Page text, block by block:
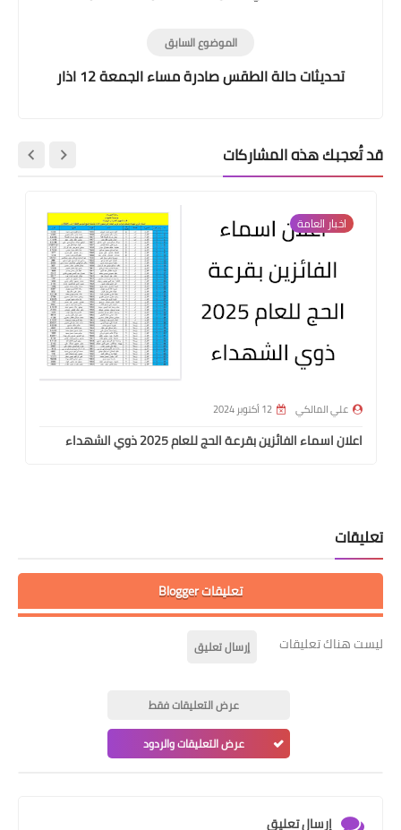
الموضوع السابق
تحديثات حالة الطقس صادرة مساء الجمعة 12 اذار
قد تُعجبك هذه المشاركات
اخبار العامة
علي المالكي 12 أكتوبر 2024
اعلان اسماء الفائزين بقرعة الحج للعام 2025 ذوي الشهداء
تعليقات
تعليقات Blogger
ليست هناك تعليقات إرسال تعليق
عرض التعليقات فقط
عرض التعليقات والردود
إرسال تعليق